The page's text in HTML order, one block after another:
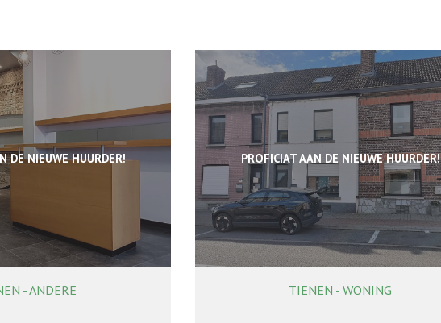
DE NIEUWE HUURDER!
64 m²
- ANDERE
PROFICIAT AAN DE NIEUWE HUURDER!
165 m² 3 1
TIENEN - WONING